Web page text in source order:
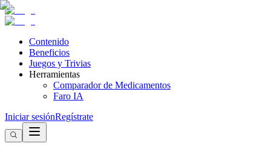
Contenido
Beneficios
Juegos y Trivias
Herramientas
Comparador de Medicamentos
Faro IA
Iniciar sesiónRegístrate